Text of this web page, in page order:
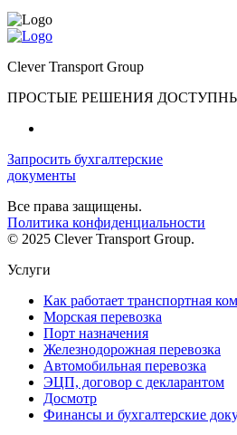
Clever Transport Group
ПРОСТЫЕ РЕШЕНИЯ
Запросить бухгалтерские
документы
Все права защищены.
Политика конфиденциальности
© 2025 Clever Transport Group.
Услуги
Как работает транспортная
Морская перевозка
Порт назначения
Железнодорожная перевозка
Автомобильная перевозка
ЭЦП, договор с декларантом
Досмотр
Финансы и бухгалтерские